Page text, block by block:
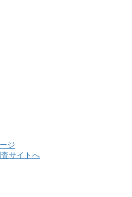
ジ
サイトへ